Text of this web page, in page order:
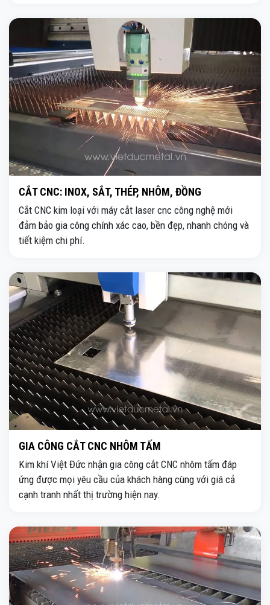
CẮT CNC: INOX, SẮT, THÉP, NHÔM, ĐỒNG
Cắt CNC kim loại với máy cắt laser cnc công nghệ mới
đảm bảo gia công chính xác cao, bền đẹp, nhanh chóng và
tiết kiệm chi phí.
GIA CÔNG CẮT CNC NHÔM TẤM
Kim khí Việt Đức nhận gia công cắt CNC nhôm tấm đáp
ứng được mọi yêu cầu của khách hàng cùng với giá cả
cạnh tranh nhất thị trường hiện nay.